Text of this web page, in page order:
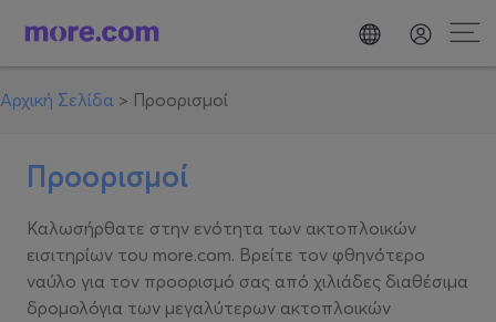
Αρχική Σελίδα > Προορισμοί
Προορισμοί
Καλωσήρθατε στην ενότητα των ακτοπλοικών
εισιτηρίων του more.com. Βρείτε τον φθηνότερο
ναύλο για τον προορισμό σας από χιλιάδες διαθέσιμα
δρομολόγια των μεγαλύτερων ακτοπλοικών